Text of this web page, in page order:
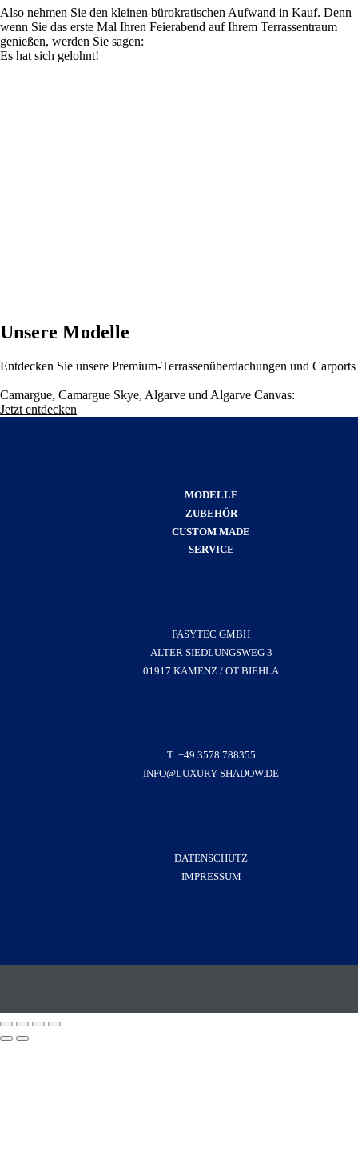
Also nehmen Sie den kleinen bürokratischen Aufwand in Kauf. Denn
wenn Sie das erste Mal Ihren Feierabend auf Ihrem Terrassentraum
genießen, werden Sie sagen:
Es hat sich gelohnt!
Unsere Modelle
Entdecken Sie unsere Premium-Terrassenüberdachungen und Carports
–
Camargue, Camargue Skye, Algarve und Algarve Canvas:
Jetzt entdecken
MODELLE
ZUBEHÖR
CUSTOM MADE
SERVICE
FASYTEC GMBH
ALTER SIEDLUNGSWEG 3
01917 KAMENZ / OT BIEHLA
T: +49 3578 788355
INFO@LUXURY-SHADOW.DE
DATENSCHUTZ
IMPRESSUM